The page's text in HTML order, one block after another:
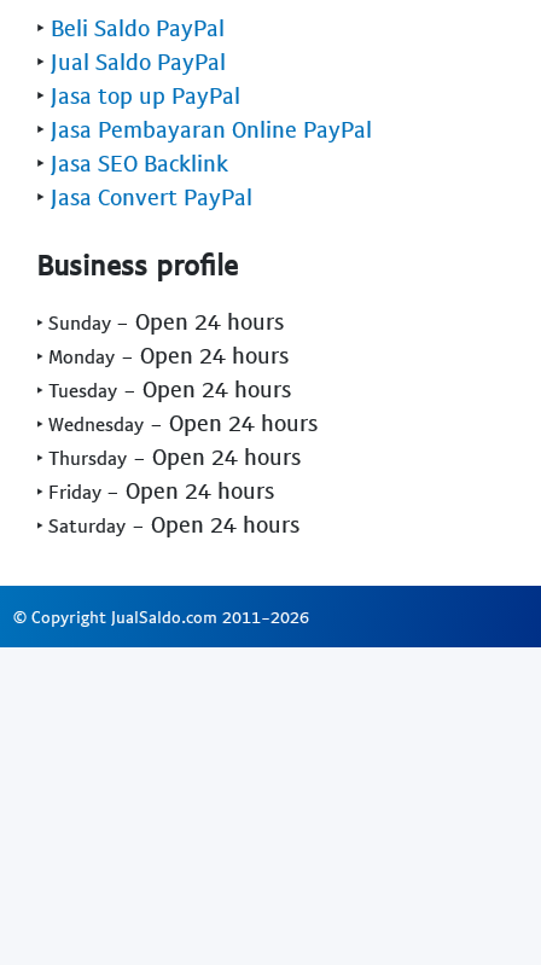
‣ Beli Saldo PayPal
‣ Jual Saldo PayPal
‣ Jasa top up PayPal
‣ Jasa Pembayaran Online PayPal
‣ Jasa SEO Backlink
‣ Jasa Convert PayPal
Business profile
‣ Sunday - Open 24 hours
‣ Monday - Open 24 hours
‣ Tuesday - Open 24 hours
‣ Wednesday - Open 24 hours
‣ Thursday - Open 24 hours
‣ Friday - Open 24 hours
‣ Saturday - Open 24 hours
© Copyright JualSaldo.com 2011-2026